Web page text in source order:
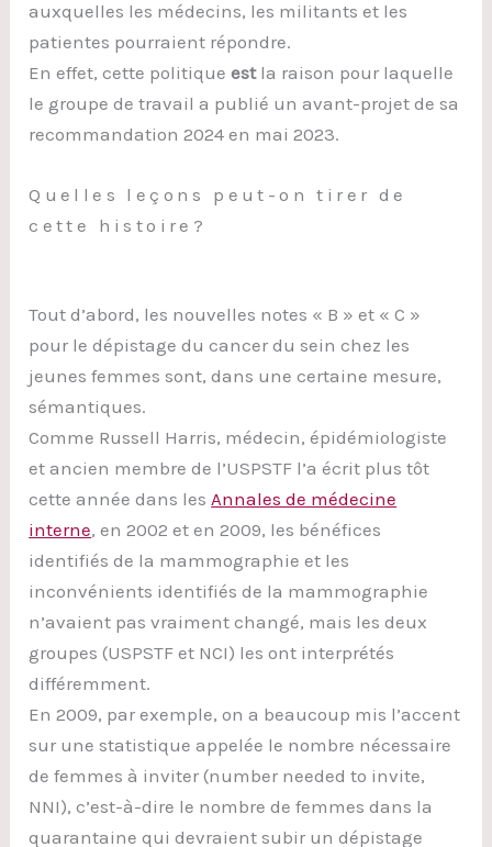
auxquelles les médecins, les militants et les
patientes pourraient répondre.
En effet, cette politiqueestla raison pour laquelle
le groupe de travail a publié un avant-projet de sa
recommandation 2024 en mai 2023.
Quelles leçons peut-on tirer de
cette histoire?
Tout d’abord, les nouvelles notes « B » et « C »
pour le dépistage du cancer du sein chez les
jeunes femmes sont, dans une certaine mesure,
sémantiques.
Comme Russell Harris, médecin, épidémiologiste
et ancien membre de l’USPSTF l’a écrit plus tôt
cette année dans lesAnnales de médecine
interne, en 2002 et en 2009, les bénéfices
identifiés de la mammographie et les
inconvénients identifiés de la mammographie
n’avaient pas vraiment changé, mais les deux
groupes (USPSTF et NCI) les ont interprétés
différemment.
En 2009, par exemple, on a beaucoup mis l’accent
sur une statistique appelée le nombre nécessaire
de femmes à inviter (number needed to invite,
NNI), c’est-à-dire le nombre de femmes dans la
quarantaine qui devraient subir un dépistage